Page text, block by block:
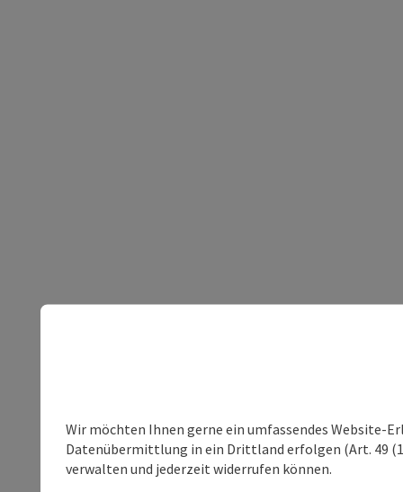
Wir möchten Ihnen gerne ein umfassendes Website-
Datenübermittlung in ein Drittland erfolgen (Art. 49
verwalten und jederzeit widerrufen können.